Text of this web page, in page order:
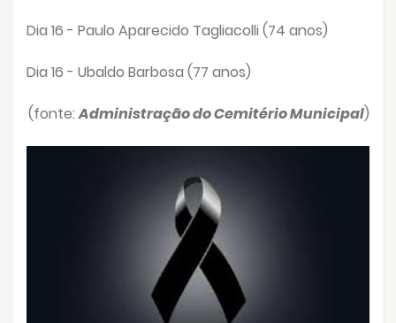
Dia 16 - Paulo Aparecido Tagliacolli (74 anos)
Dia 16 - Ubaldo Barbosa (77 anos)
(fonte:Administração do Cemitério Municipal)